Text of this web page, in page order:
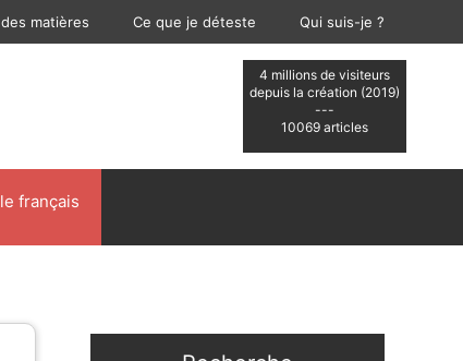
matières Ce que je déteste Qui suis-je ?
4 millions de visiteurs
depuis la création (2019)
---
10069 articles
français